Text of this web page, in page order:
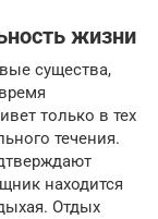
жизни
существа,
только в тех
течения.
находится
Отдых